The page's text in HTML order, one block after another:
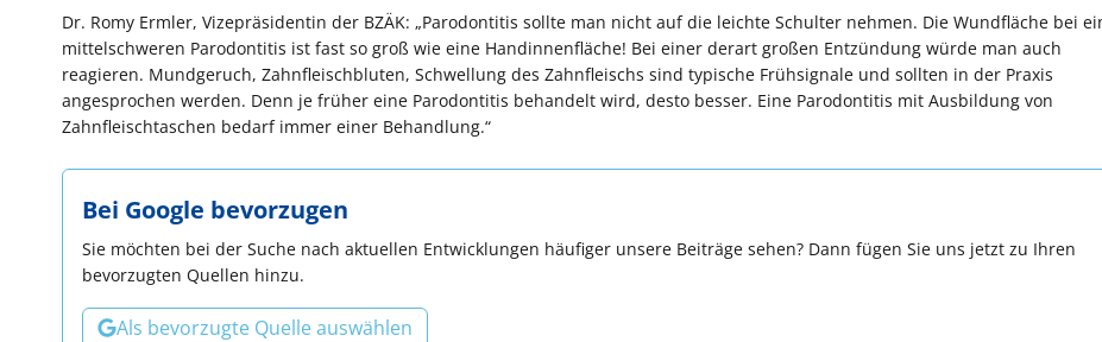
Dr. Romy Ermler, Vizepräsidentin der BZÄK: „Parodontitis sollte man nicht auf die leichte Schulter nehmen. Die Wundfläche bei
mittelschweren Parodontitis ist fast so groß wie eine Handinnenfläche! Bei einer derart großen Entzündung würde man auch
reagieren. Mundgeruch, Zahnfleischbluten, Schwellung des Zahnfleischs sind typische Frühsignale und sollten in der Praxis
angesprochen werden. Denn je früher eine Parodontitis behandelt wird, desto besser. Eine Parodontitis mit Ausbildung von
Zahnfleischtaschen bedarf immer einer Behandlung.“
Bei Google bevorzugen
Sie möchten bei der Suche nach aktuellen Entwicklungen häufiger unsere Beiträge sehen? Dann fügen Sie uns jetzt zu Ihren
bevorzugten Quellen hinzu.
Als bevorzugte Quelle auswählen